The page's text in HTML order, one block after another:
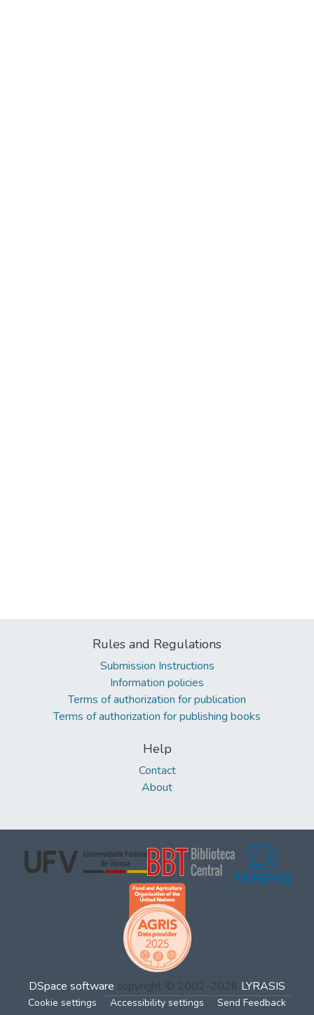
Rules and Regulations
Submission Instructions
Information policies
Terms of authorization for publication
Terms of authorization for publishing books
Help
Contact
About
DSpace software copyright © 2002-2026 LYRASIS
Cookie settings Accessibility settings Send Feedback